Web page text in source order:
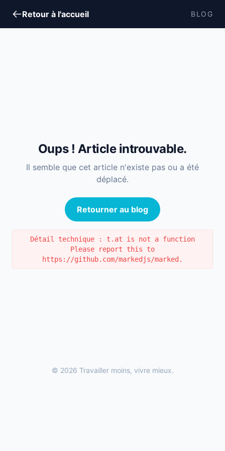
Retour à l'accueil BLOG
Oups ! Article introuvable.
Il semble que cet article n'existe pas ou a été
déplacé.
Retourner au blog
Détail technique : t.at is not a function
Please report this to
https://github.com/markedjs/marked.
© 2026 Travailler moins, vivre mieux.